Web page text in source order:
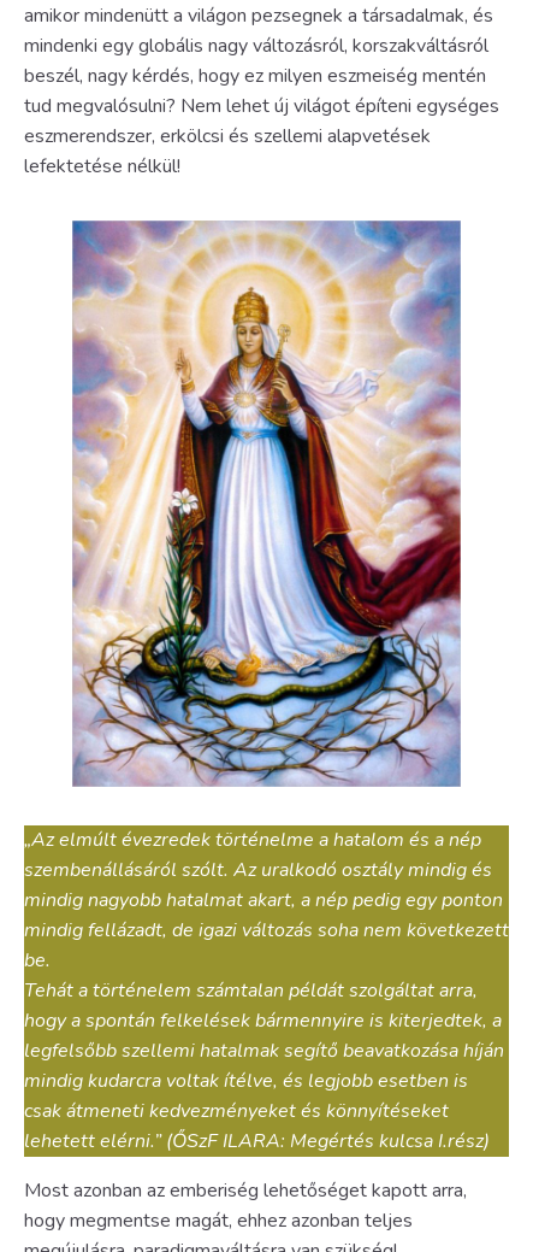
amikor mindenütt a világon pezsegnek a társadalmak, és
mindenki egy globális nagy változásról, korszakváltásról
beszél, nagy kérdés, hogy ez milyen eszmeiség mentén
tud megvalósulni? Nem lehet új világot építeni egységes
eszmerendszer, erkölcsi és szellemi alapvetések
lefektetése nélkül!
„Az elmúlt évezredek történelme a hatalom és a nép
szembenállásáról szólt. Az uralkodó osztály mindig és
mindig nagyobb hatalmat akart, a nép pedig egy ponton
mindig fellázadt, de igazi változás soha nem következett
be.
Tehát a történelem számtalan példát szolgáltat arra,
hogy a spontán felkelések bármennyire is kiterjedtek, a
legfelsőbb szellemi hatalmak segítő beavatkozása híján
mindig kudarcra voltak ítélve, és legjobb esetben is
csak átmeneti kedvezményeket és könnyítéseket
lehetett elérni.” (ŐSzF ILARA: Megértés kulcsa I.rész)
Most azonban az emberiség lehetőséget kapott arra,
hogy megmentse magát, ehhez azonban teljes